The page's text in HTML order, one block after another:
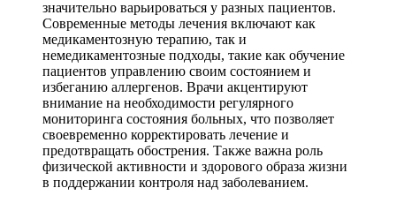
значительно варьироваться у разных пациентов.
Современные методы лечения включают как
медикаментозную терапию, так и
немедикаментозные подходы, такие как обучение
пациентов управлению своим состоянием и
избеганию аллергенов. Врачи акцентируют
внимание на необходимости регулярного
мониторинга состояния больных, что позволяет
своевременно корректировать лечение и
предотвращать обострения. Также важна роль
физической активности и здорового образа жизни
в поддержании контроля над заболеванием.